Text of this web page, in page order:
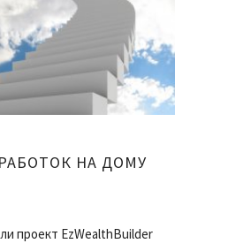
НА ДОМУ
проект EzWealthBuilder